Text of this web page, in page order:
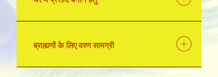
ब्राह्मणों के लिए वरण सामग्री